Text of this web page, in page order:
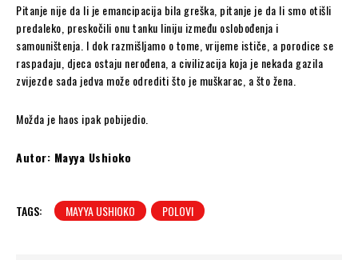
Pitanje nije da li je emancipacija bila greška, pitanje je da li smo otišli
predaleko, preskočili onu tanku liniju između oslobođenja i
samouništenja. I dok razmišljamo o tome, vrijeme ističe, a porodice se
raspadaju, djeca ostaju nerođena, a civilizacija koja je nekada gazila
zvijezde sada jedva može odrediti što je muškarac, a što žena.
Možda je haos ipak pobijedio.
Autor: Mayya Ushioko
TAGS: MAYYA USHIOKO POLOVI